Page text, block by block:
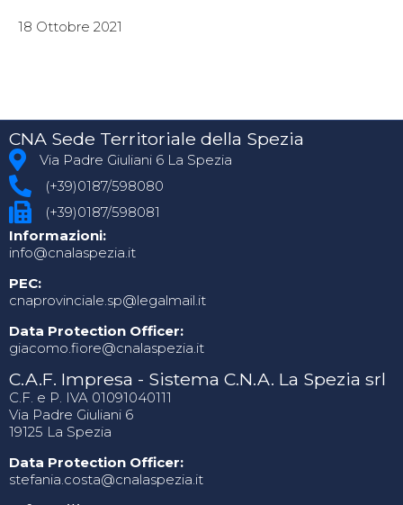
18 Ottobre 2021
CNA Sede Territoriale della Spezia
Via Padre Giuliani 6 La Spezia
(+39)0187/598080
(+39)0187/598081
Informazioni:
info@cnalaspezia.it
PEC:
cnaprovinciale.sp@legalmail.it
Data Protection Officer:
giacomo.fiore@cnalaspezia.it
C.A.F. Impresa - Sistema C.N.A. La Spezia srl
C.F. e P. IVA 01091040111
Via Padre Giuliani 6
19125 La Spezia
Data Protection Officer:
stefania.costa@cnalaspezia.it